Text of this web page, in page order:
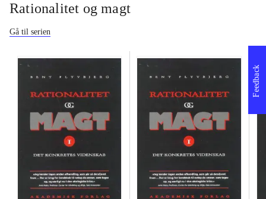
Rationalitet og magt
Gå til serien
Feedback